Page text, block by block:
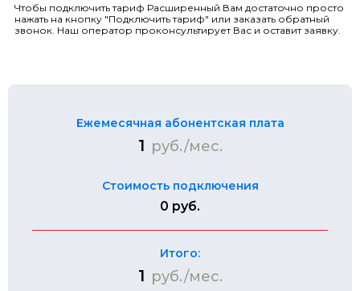
Чтобы подключить тариф Расширенный Вам достаточно просто
нажать на кнопку "Подключить тариф" или заказать обратный
звонок. Наш оператор проконсультирует Вас и оставит заявку.
Ежемесячная абонентская плата
1 руб./мес.
Стоимость подключения
0 руб.
Итого:
1 руб./мес.